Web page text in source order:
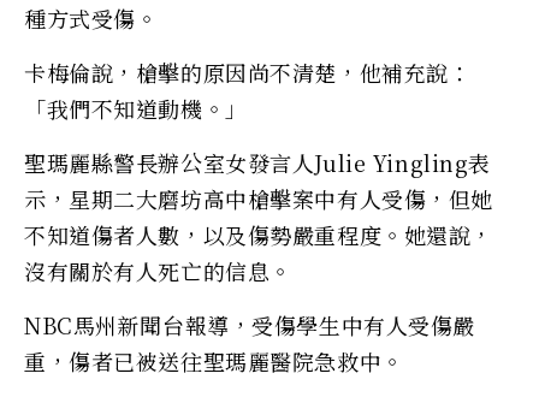
種方式受傷。
卡梅倫說，槍擊的原因尚不清楚，他補充說：
「我們不知道動機。」
聖瑪麗縣警長辦公室女發言人Julie Yingling表
示，星期二大磨坊高中槍擊案中有人受傷，但她
不知道傷者人數，以及傷勢嚴重程度。她還說，
沒有關於有人死亡的信息。
NBC馬州新聞台報導，受傷學生中有人受傷嚴
重，傷者已被送往聖瑪麗醫院急救中。